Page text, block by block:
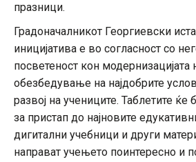
празници.
Градоначалникот Георгиевски
иницијатива е во согласност со
посветеност кон модернизацијата
обезбедување на најдобрите
развој на учениците. Таблетите ќе
за пристап до најновите
дигитални учебници и други
направат учењето поинтересно и